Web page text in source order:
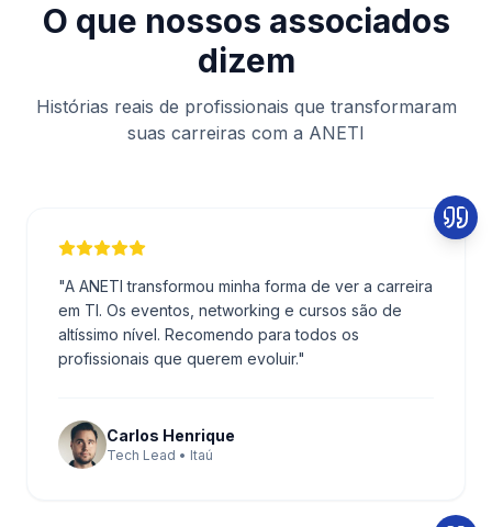
O que nossos associados
dizem
Histórias reais de profissionais que transformaram
suas carreiras com a ANETI
"A ANETI transformou minha forma de ver a carreira
em TI. Os eventos, networking e cursos são de
altíssimo nível. Recomendo para todos os
profissionais que querem evoluir."
Carlos Henrique
Tech Lead • Itaú